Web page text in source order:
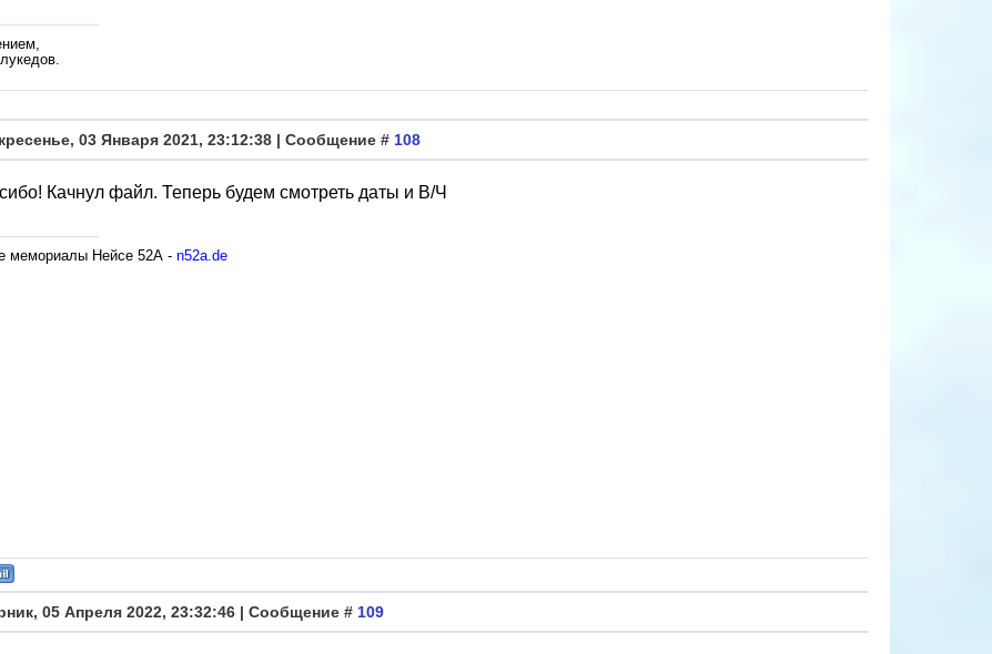
03 Января 2021, 23:12:38 | Сообщение # 108
Качнул файл. Теперь будем смотреть даты и В/Ч
мемориалы Нейсе 52А - n52a.de
05 Апреля 2022, 23:32:46 | Сообщение # 109